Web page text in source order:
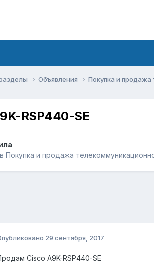
Объявления Покупка и продажа
RSP440-SE
в Покупка и продажа
29 сентября, 2017
Cisco A9K-RSP440-SE